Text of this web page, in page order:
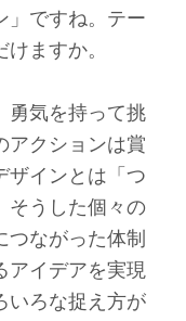
」ですね。テー
ますか。
気を持って挑
アクションは賞
ザインとは「つ
そうした個々の
ながった体制
アイデアを実現
いろな捉え方が